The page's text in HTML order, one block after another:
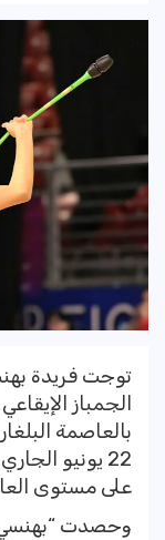
توجت فريدة
الجمباز
على مستوى
وحصدت